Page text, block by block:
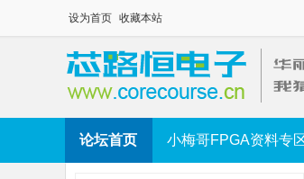
设为首页 收藏本站
论坛首页 小梅哥FPGA资料专